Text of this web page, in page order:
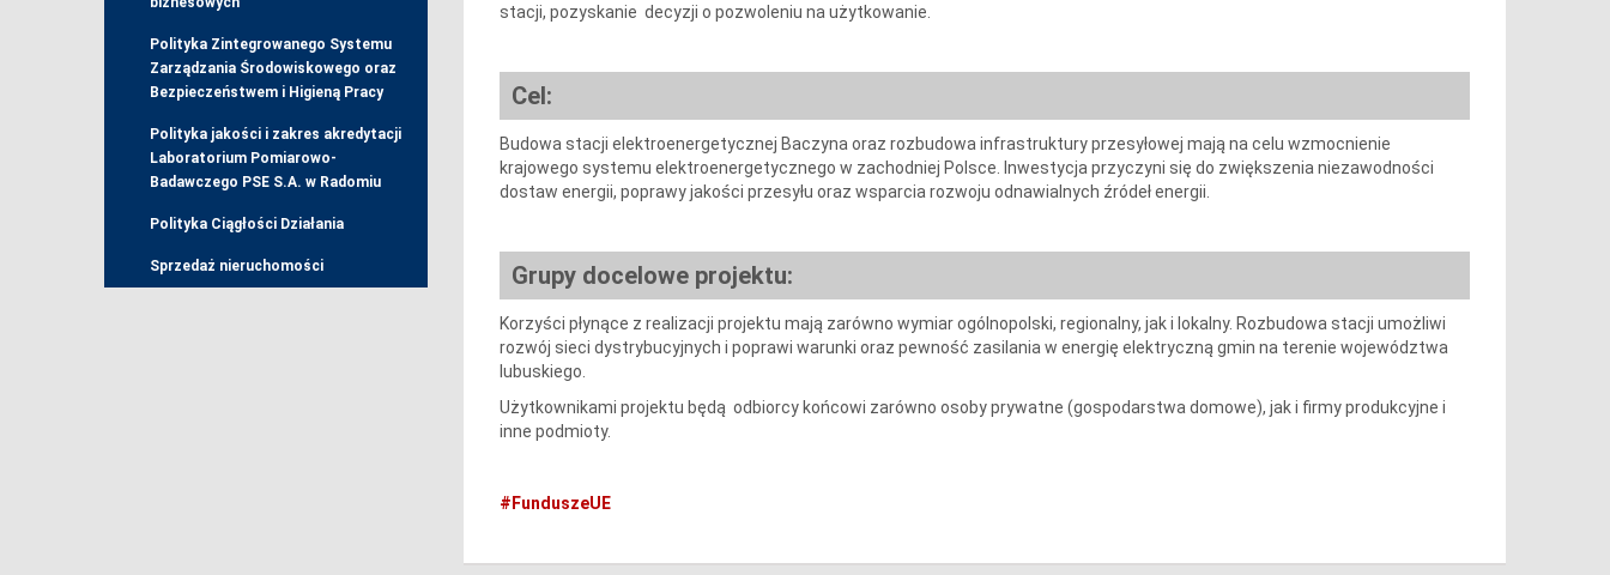
Polityka Zintegrowanego Systemu
Zarządzania Środowiskowego oraz
Bezpieczeństwem i Higieną Pracy
Polityka jakości i zakres akredytacji
Laboratorium Pomiarowo-
Badawczego PSE S.A. w Radomiu
Polityka Ciągłości Działania
Sprzedaż nieruchomości
stacji, pozyskanie decyzji o pozwoleniu na użytkowanie.
Cel:
Budowa stacji elektroenergetycznej Baczyna oraz rozbudowa infrastruktury przesyłowej mają na celu wzmocnienie
krajowego systemu elektroenergetycznego w zachodniej Polsce. Inwestycja przyczyni się do zwiększenia niezawodności
dostaw energii, poprawy jakości przesyłu oraz wsparcia rozwoju odnawialnych źródeł energii.
Grupy docelowe projektu:
Korzyści płynące z realizacji projektu mają zarówno wymiar ogólnopolski, regionalny, jak i lokalny. Rozbudowa stacji umożliwi
rozwój sieci dystrybucyjnych i poprawi warunki oraz pewność zasilania w energię elektryczną gmin na terenie województwa
lubuskiego.
Użytkownikami projektu będą odbiorcy końcowi zarówno osoby prywatne (gospodarstwa domowe), jak i firmy produkcyjne i
inne podmioty.
#FunduszeUE